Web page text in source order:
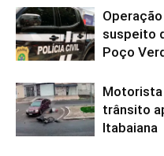
suspeito
Poço
Motorista
trânsito
Itabaiana